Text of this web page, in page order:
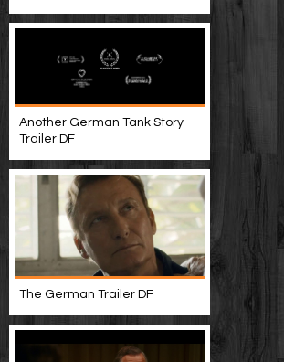
Another German Tank Story
Trailer DF
The German Trailer DF